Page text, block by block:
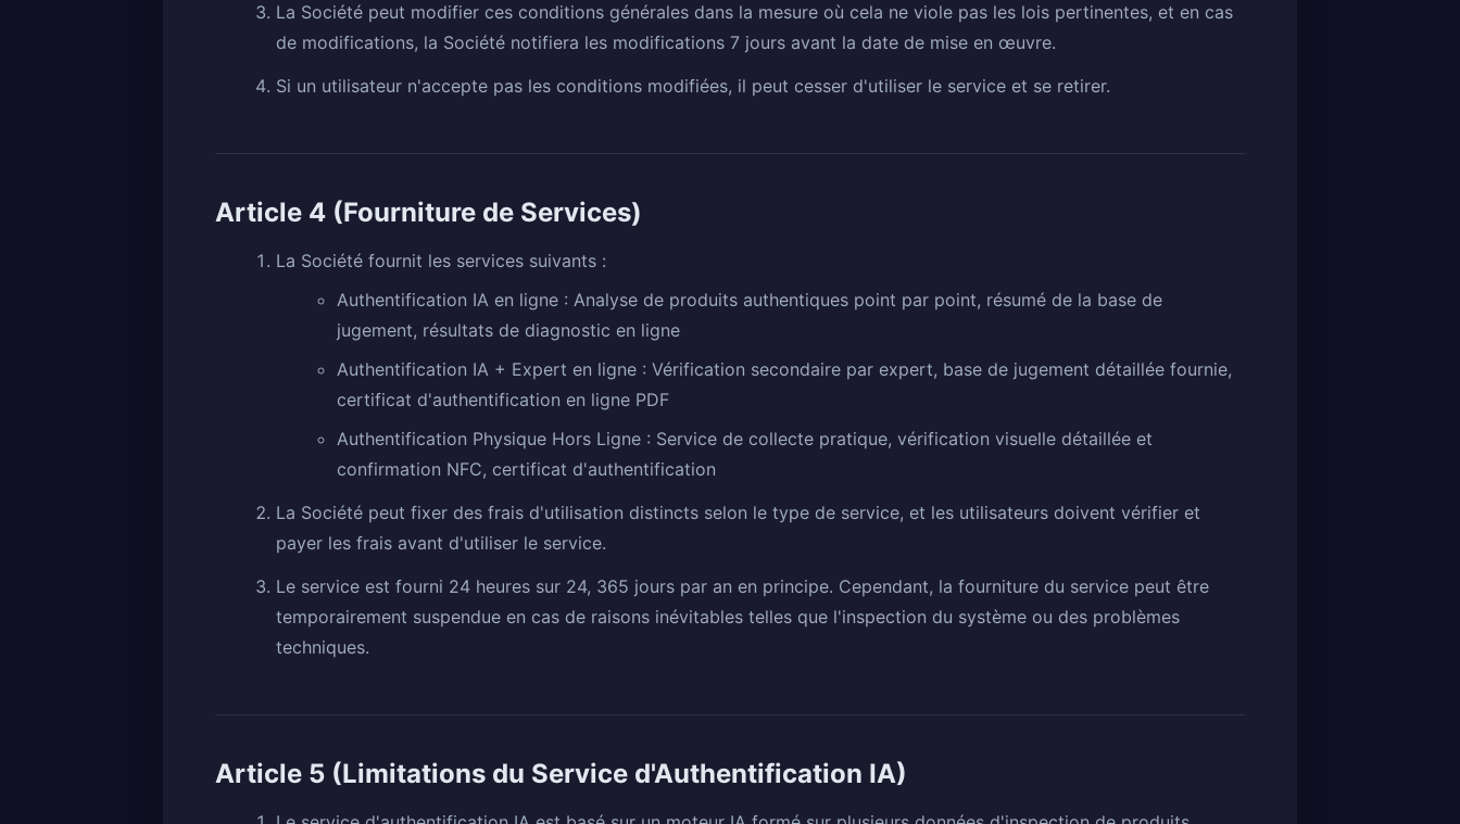
La Société peut modifier ces conditions générales dans la mesure où cela ne viole pas les lois pertinentes, et en cas
de modifications, la Société notifiera les modifications 7 jours avant la date de mise en œuvre.
Si un utilisateur n'accepte pas les conditions modifiées, il peut cesser d'utiliser le service et se retirer.
Article 4 (Fourniture de Services)
La Société fournit les services suivants :
Authentification IA en ligne : Analyse de produits authentiques point par point, résumé de la base de
jugement, résultats de diagnostic en ligne
Authentification IA + Expert en ligne : Vérification secondaire par expert, base de jugement détaillée fournie,
certificat d'authentification en ligne PDF
Authentification Physique Hors Ligne : Service de collecte pratique, vérification visuelle détaillée et
confirmation NFC, certificat d'authentification
La Société peut fixer des frais d'utilisation distincts selon le type de service, et les utilisateurs doivent vérifier et
payer les frais avant d'utiliser le service.
Le service est fourni 24 heures sur 24, 365 jours par an en principe. Cependant, la fourniture du service peut être
temporairement suspendue en cas de raisons inévitables telles que l'inspection du système ou des problèmes
techniques.
Article 5 (Limitations du Service d'Authentification IA)